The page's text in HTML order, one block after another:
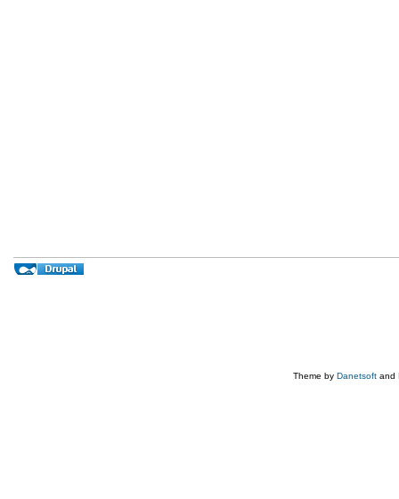
Theme by Danetsoft and